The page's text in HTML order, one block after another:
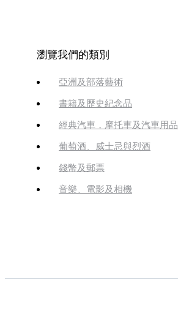
瀏覽我們的類別
亞洲及部落藝術
書籍及歷史紀念品
經典汽車，摩托車及汽車用品
葡萄酒、威士忌與烈酒
錢幣及郵票
音樂、電影及相機